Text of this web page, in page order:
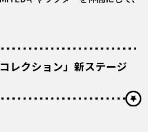
レクション」新ステージ